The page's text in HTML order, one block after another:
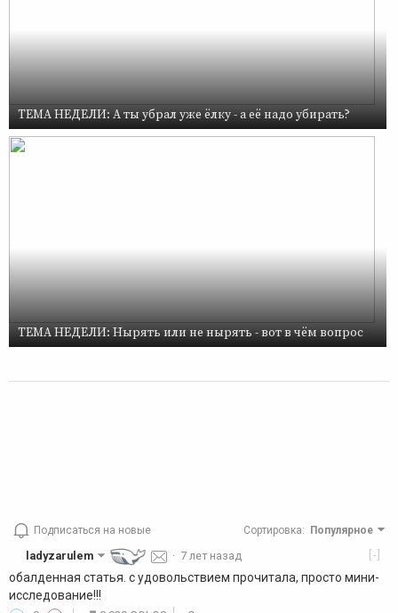
ТЕМА НЕДЕЛИ: А ты убрал уже ёлку - а её надо убирать?
ТЕМА НЕДЕЛИ: Нырять или не нырять - вот в чём вопрос
Подписаться на новые Сортировка: Популярное
[-]
ladyzarulem · 7 лет назад
обалденная статья. с удовольствием прочитала, просто мини-
исследование!!!